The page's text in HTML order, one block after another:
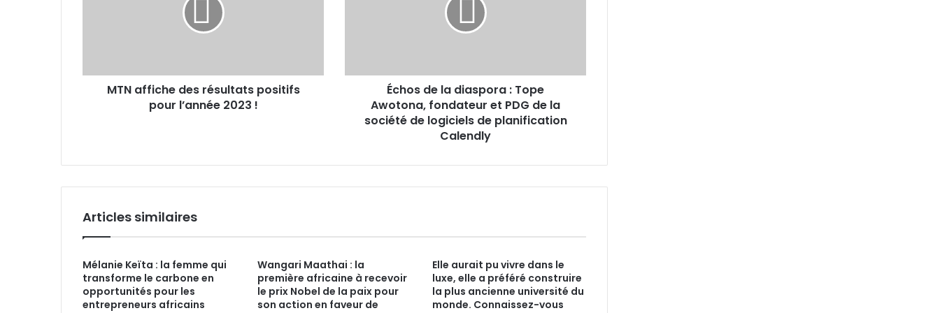
MTN affiche des résultats positifs
pour l’année 2023 !
et
planification
Échos de la diaspora : Tope
Awotona, fondateur et PDG de la
société de logiciels de planification
Calendly
Articles similaires
Mélanie Keïta : la femme qui
transforme le carbone en
opportunités pour les
entrepreneurs africains
Wangari Maathai : la
première africaine à recevoir
le prix Nobel de la paix pour
son action en faveur de
Elle aurait pu vivre dans le
luxe, elle a préféré construire
la plus ancienne université du
monde. Connaissez-vous